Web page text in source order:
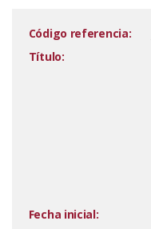
Código referencia:
Título:
Fecha inicial: